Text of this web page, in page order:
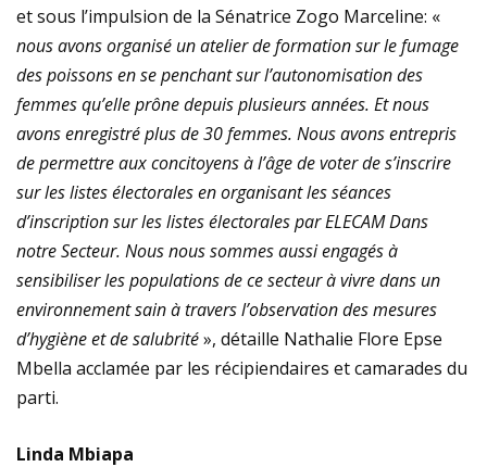
et sous l’impulsion de la Sénatrice Zogo Marceline: «
nous avons organisé un atelier de formation sur le fumage
des poissons en se penchant sur l’autonomisation des
femmes qu’elle prône depuis plusieurs années. Et nous
avons enregistré plus de 30 femmes. Nous avons entrepris
de permettre aux concitoyens à l’âge de voter de s’inscrire
sur les listes électorales en organisant les séances
d’inscription sur les listes électorales par ELECAM Dans
notre Secteur. Nous nous sommes aussi engagés à
sensibiliser les populations de ce secteur à vivre dans un
environnement sain à travers l’observation des mesures
d’hygiène et de salubrité», détaille Nathalie Flore Epse
Mbella acclamée par les récipiendaires et camarades du
parti.
Linda Mbiapa